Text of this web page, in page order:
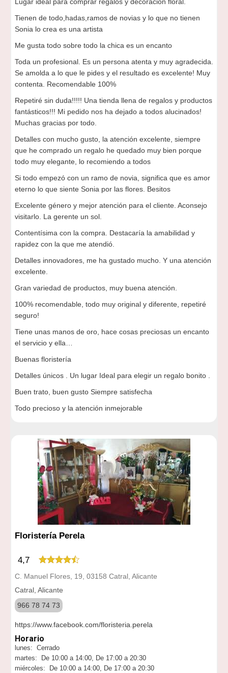
Tienen de todo,hadas,ramos de novias y lo que no tienen
Sonia lo crea es una artista
Me gusta todo sobre todo la chica es un encanto
Toda un profesional. Es un persona atenta y muy agradecida.
Se amolda a lo que le pides y el resultado es excelente! Muy
contenta. Recomendable 100%
Repetiré sin duda!!!!! Una tienda llena de regalos y productos
fantásticos!!! Mi pedido nos ha dejado a todos alucinados!
Muchas gracias por todo.
Detalles con mucho gusto, la atención excelente, siempre
que he comprado un regalo he quedado muy bien porque
todo muy elegante, lo recomiendo a todos
Si todo empezó con un ramo de novia, significa que es amor
eterno lo que siente Sonia por las flores. Besitos
Excelente género y mejor atención para el cliente. Aconsejo
visitarlo. La gerente un sol.
Contentísima con la compra. Destacaría la amabilidad y
rapidez con la que me atendió.
Detalles innovadores, me ha gustado mucho. Y una atención
excelente.
Gran variedad de productos, muy buena atención.
100% recomendable, todo muy original y diferente, repetiré
seguro!
Tiene unas manos de oro, hace cosas preciosas un encanto
el servicio y ella…
Buenas floristería
Detalles únicos . Un lugar Ideal para elegir un regalo bonito .
Buen trato, buen gusto Siempre satisfecha
Todo precioso y la atención inmejorable
Floristería Perela
4,7
C. Manuel Flores, 19, 03158 Catral, Alicante
Catral, Alicante
966 78 74 73
https://www.facebook.com/floristeria.perela
Horario
lunes: Cerrado
martes: De 10:00 a 14:00, De 17:00 a 20:30
miércoles: De 10:00 a 14:00, De 17:00 a 20:30